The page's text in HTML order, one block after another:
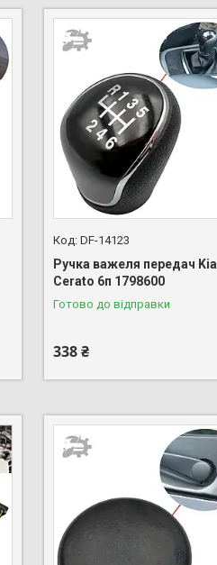
DF-14123
Ручка важеля передач Kia
Cerato 6п 1798600
Готово до відправки
338 ₴